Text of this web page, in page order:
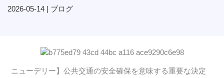
2026-05-14 ブログ
ニューデリー】公共交通の安全確保を意味する重要な決定